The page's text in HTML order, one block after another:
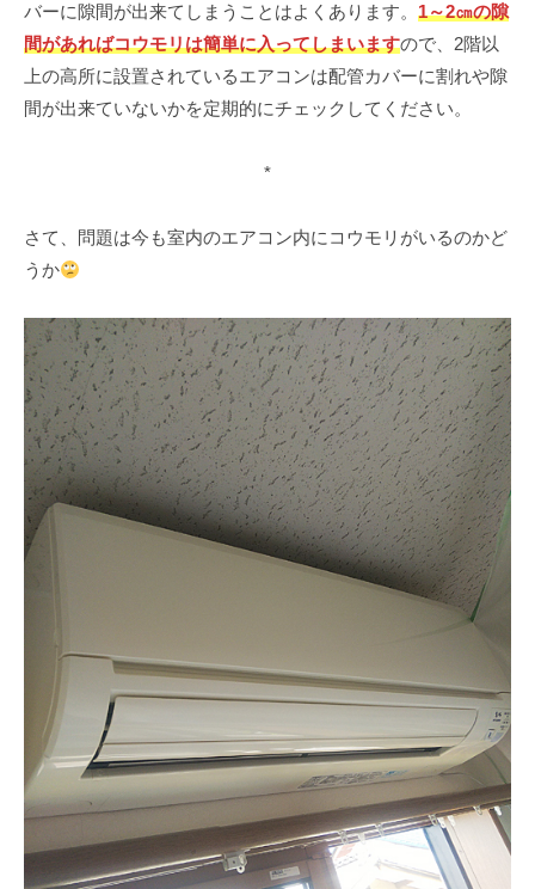
バーに隙間が出来てしまうことはよくあります。 1～2㎝の隙
間があればコウモリは簡単に入ってしまいますので、2階以
上の高所に設置されているエアコンは配管カバーに割れや隙
間が出来ていないかを定期的にチェックしてください。
*
さて、問題は今も室内のエアコン内にコウモリがいるのかど
うか